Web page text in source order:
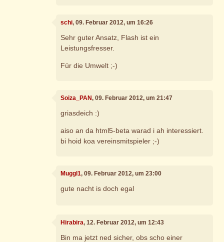
schi, 09. Februar 2012, um 16:26
Sehr guter Ansatz, Flash ist ein
Leistungsfresser.
Für die Umwelt ;-)
Soiza_PAN, 09. Februar 2012, um 21:47
griasdeich :)
aiso an da html5-beta warad i ah interessiert.
bi hoid koa vereinsmitspieler ;-)
Muggl1, 09. Februar 2012, um 23:00
gute nacht is doch egal
Hirabira, 12. Februar 2012, um 12:43
Bin ma jetzt ned sicher, obs scho einer